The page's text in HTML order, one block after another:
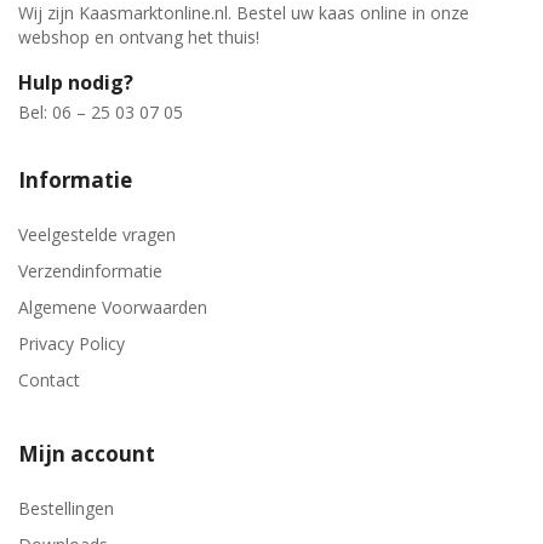
Wij zijn Kaasmarktonline.nl. Bestel uw kaas online in onze
webshop en ontvang het thuis!
Hulp nodig?
Bel: 06 – 25 03 07 05
Informatie
Veelgestelde vragen
Verzendinformatie
Algemene Voorwaarden
Privacy Policy
Contact
Mijn account
Bestellingen